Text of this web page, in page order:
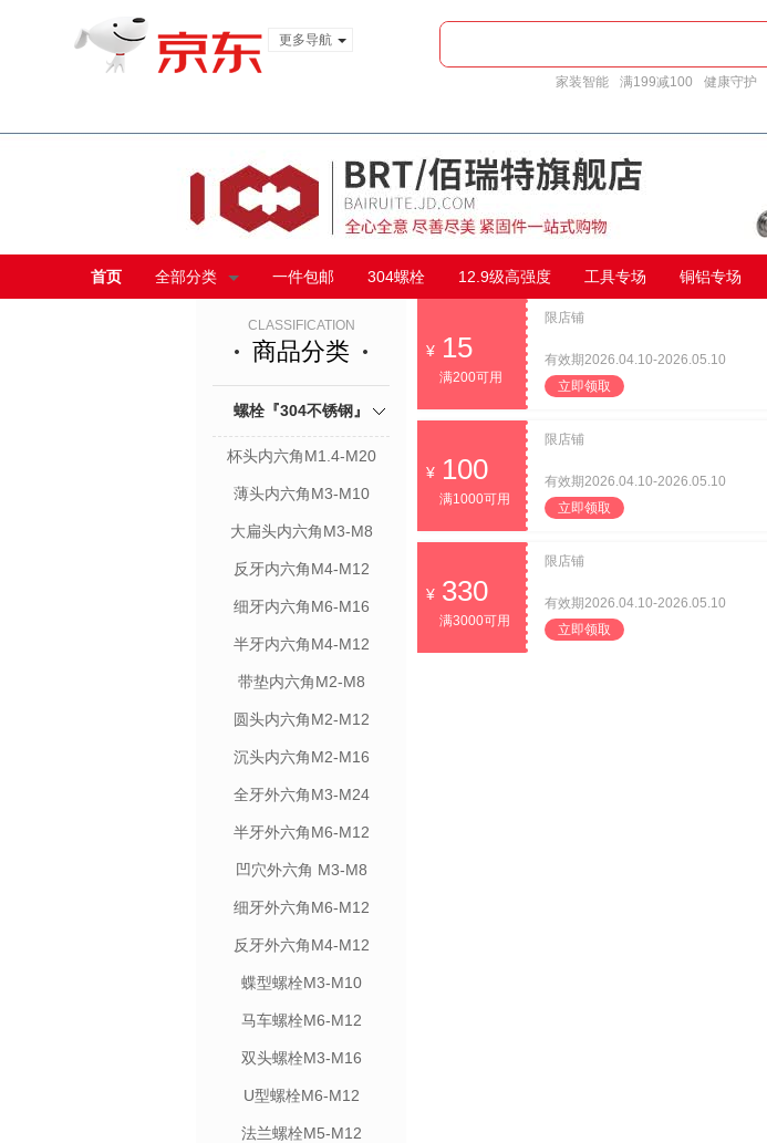
更多导航
家装智能 满199减100 健康守护
首页 全部分类 一件包邮 304螺栓 12.9级高强度 工具专场 铜铝专场
CLASSIFICATION
商品分类
螺栓『304不锈钢』
杯头内六角M1.4-M20
薄头内六角M3-M10
大扁头内六角M3-M8
反牙内六角M4-M12
细牙内六角M6-M16
半牙内六角M4-M12
带垫内六角M2-M8
圆头内六角M2-M12
沉头内六角M2-M16
全牙外六角M3-M24
半牙外六角M6-M12
凹穴外六角 M3-M8
细牙外六角M6-M12
反牙外六角M4-M12
蝶型螺栓M3-M10
马车螺栓M6-M12
双头螺栓M3-M16
U型螺栓M6-M12
法兰螺栓M5-M12
15
满200可用
限店铺
有效期2026.04.10-2026.05.10
立即领取
100
满1000可用
限店铺
有效期2026.04.10-2026.05.10
立即领取
330
满3000可用
限店铺
有效期2026.04.10-2026.05.10
立即领取